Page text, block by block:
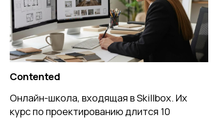
Contented
Онлайн-школа, входящая в Skillbox. Их
курс по проектированию длится 10